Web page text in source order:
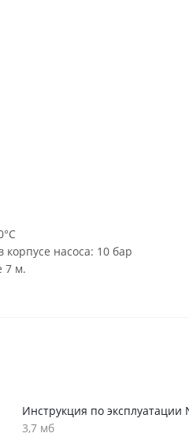
насоса: 10 бар
7 м.
Инструкция по эксплуатации
3,7 мб